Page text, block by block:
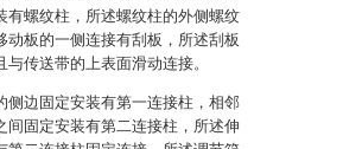
有螺纹柱，所述螺纹柱的外侧螺纹
动板的一侧连接有刮板，所述刮板
传送带的上表面滑动连接。
侧边固定安装有第一连接柱，相邻
间固定安装有第二连接柱，所述伸